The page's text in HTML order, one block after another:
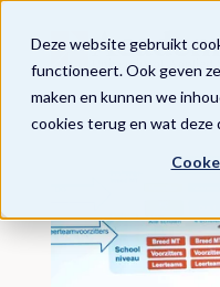
Deze website gebruikt
functioneert. Ook geven
maken en kunnen we
cookies terug en wat deze